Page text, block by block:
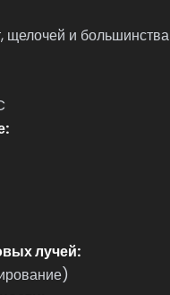
щелочей и большинства
лучей: